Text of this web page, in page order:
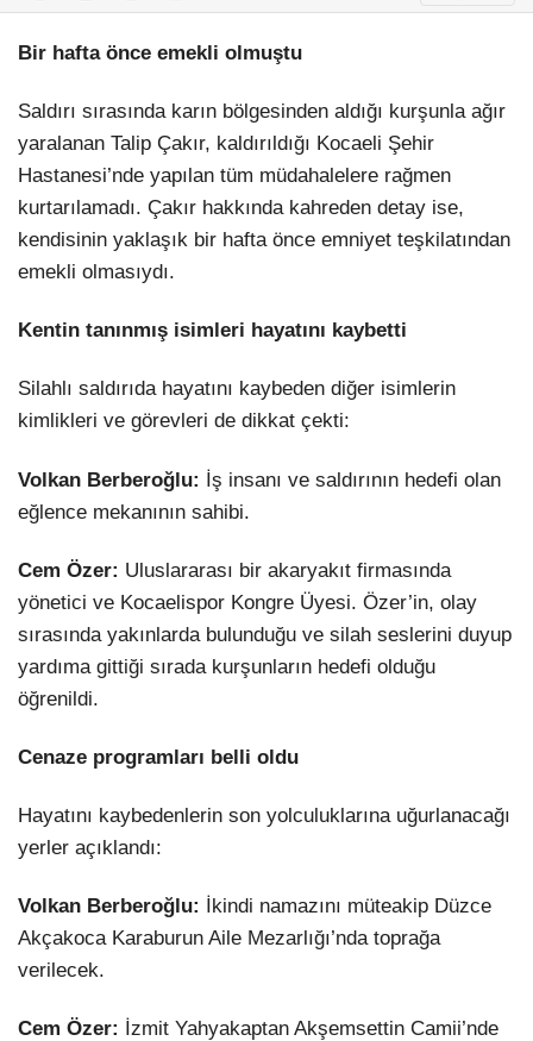
Bir hafta önce emekli olmuştu
Saldırı sırasında karın bölgesinden aldığı kurşunla ağır
yaralanan Talip Çakır, kaldırıldığı Kocaeli Şehir
Hastanesi’nde yapılan tüm müdahalelere rağmen
kurtarılamadı. Çakır hakkında kahreden detay ise,
kendisinin yaklaşık bir hafta önce emniyet teşkilatından
emekli olmasıydı.
Kentin tanınmış isimleri hayatını kaybetti
Silahlı saldırıda hayatını kaybeden diğer isimlerin
kimlikleri ve görevleri de dikkat çekti:
Volkan Berberoğlu: İş insanı ve saldırının hedefi olan
eğlence mekanının sahibi.
Cem Özer: Uluslararası bir akaryakıt firmasında
yönetici ve Kocaelispor Kongre Üyesi. Özer’in, olay
sırasında yakınlarda bulunduğu ve silah seslerini duyup
yardıma gittiği sırada kurşunların hedefi olduğu
öğrenildi.
Cenaze programları belli oldu
Hayatını kaybedenlerin son yolculuklarına uğurlanacağı
yerler açıklandı:
Volkan Berberoğlu: İkindi namazını müteakip Düzce
Akçakoca Karaburun Aile Mezarlığı’nda toprağa
verilecek.
Cem Özer: İzmit Yahyakaptan Akşemsettin Camii’nde